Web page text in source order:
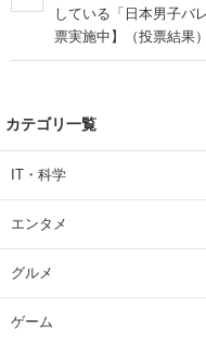
している「日本男子バ
票実施中】（投票結果
カテゴリ一覧
IT・科学
エンタメ
グルメ
ゲーム